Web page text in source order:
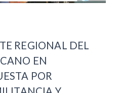
REGIONAL DEL
EN
POR